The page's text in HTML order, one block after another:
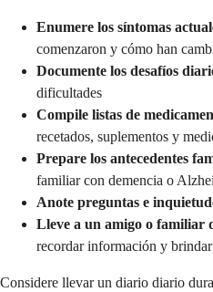
Enumere los síntomas
comenzaron y cómo han
Documente los desafíos
dificultades
Compile listas de
recetados, suplementos y
Prepare los antecedentes
familiar con demencia o
Anote preguntas e
Lleve a un amigo o familiar
recordar información y
Considere llevar un diario diario